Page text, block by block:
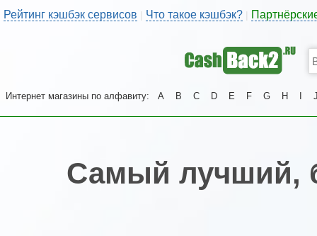
Рейтинг кэшбэк сервисов | Что такое кэшбэк?
Интернет магазины по алфавиту: A B C D E F G H
Самый лучший,